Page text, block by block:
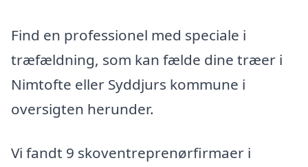
Find en professionel med speciale i
træfældning, som kan fælde dine træer i
Nimtofte eller Syddjurs kommune i
oversigten herunder.
Vi fandt 9 skoventreprenørfirmaer i